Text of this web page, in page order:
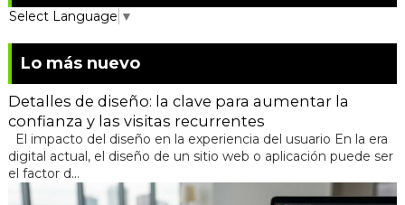
Select Language ▼
Lo más nuevo
Detalles de diseño: la clave para aumentar la
confianza y las visitas recurrentes
El impacto del diseño en la experiencia del usuario En la era
digital actual, el diseño de un sitio web o aplicación puede ser
el factor d...